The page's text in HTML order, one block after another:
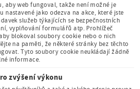
Člen Asociace
muzeí a galerií
České
republiky
aby web fungoval, takže není možné je
nastavené jako odezva na akce, které jste
služeb týkajících se bezpečnostních
vyplňování formulářů atp. Prohlížeč
blokoval soubory cookie nebo o nich
na paměti, že některé stránky bez těchto
Tyto soubory cookie neukládají žádně
informace.
zvýšení výkonu